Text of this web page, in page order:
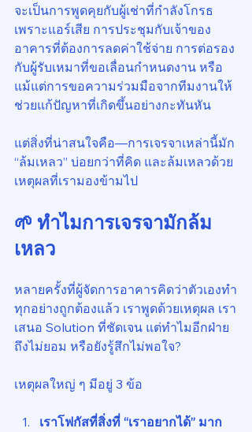
จะเป็นการพูดคุยกับผู้เช่าที่กำลังโกรธ
เพราะแอร์เสีย การประชุมกับเจ้าของ
อาคารที่ต้องการลดค่าใช้จ่าย การต่อรอง
กับผู้รับเหมาที่ขอเลื่อนกำหนดงาน หรือ
แม้แต่การขอความร่วมมือจากทีมงานให้
ช่วยแก้ปัญหาที่เกิดขึ้นอย่างกะทันหัน
แต่สิ่งที่น่าสนใจคือ—การเจรจาเหล่านี้มัก
“ล้มเหลว” บ่อยกว่าที่คิด และล้มเหลวด้วย
เหตุผลที่เรามองข้ามไป
🌱 ทำไมการเจรจามักล้ม
เหลว
หลายครั้งที่ผู้จัดการอาคารคิดว่าตัวเองทำ
ทุกอย่างถูกต้องแล้ว เราพูดด้วยเหตุผล เรา
เสนอ Solution ที่ชัดเจน แต่ทำไมอีกฝ่าย
ถึงไม่ยอม หรือยังรู้สึกไม่พอใจ?
เหตุผลใหญ่ ๆ มีอยู่ 3 ข้อ
เราโฟกัสที่สิ่งที่ “เราอยากได้” มาก